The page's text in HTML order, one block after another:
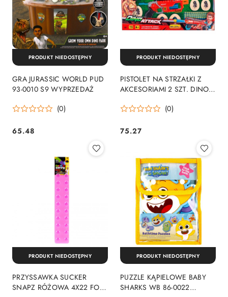
GRA JURASSIC WORLD PUD
93-0010 S9 WYPRZEDAŻ
(0)
Cena:
65.48
PRODUKT NIEDOSTĘPNY
PISTOLET NA STRZAŁKI Z
AKCESORIAMI 2 SZT. DINO
(0)
Cena:
75.27
PRODUKT NIEDOSTĘPNY
PRZYSSAWKA SUCKER
SNAPZ RÓŻOWA 4X22 FOL
PRODUKT NIEDOSTĘPNY
PUZZLE KĄPIELOWE BABY
SHARKS WB 86-0022
PRODUKT NIEDOSTĘPNY